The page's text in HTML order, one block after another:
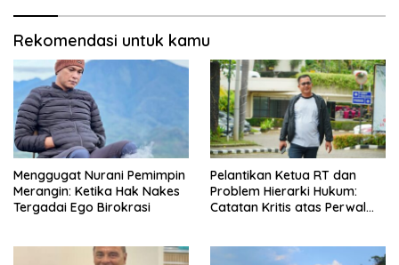
Rekomendasi untuk kamu
Menggugat Nurani Pemimpin
Merangin: Ketika Hak Nakes
Tergadai Ego Birokrasi
Pelantikan Ketua RT dan
Problem Hierarki Hukum:
Catatan Kritis atas Perwal